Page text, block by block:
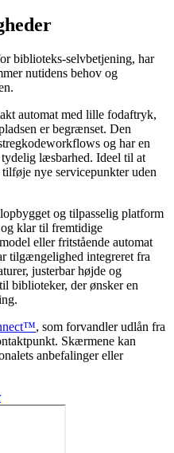
biblioteks-selvbetjening, har
nutidens behov og
automat med lille fodaftryk,
er begrænset. Den
og har en
læsbarhed. Ideel til at
nye servicepunkter uden
og tilpasselig platform
klar til fremtidige
eller fritstående automat
tilgængelighed integreret fra
justerbar højde og
biblioteker, der ønsker en
, som forvandler udlån fra
Skærmene kan
anbefalinger eller